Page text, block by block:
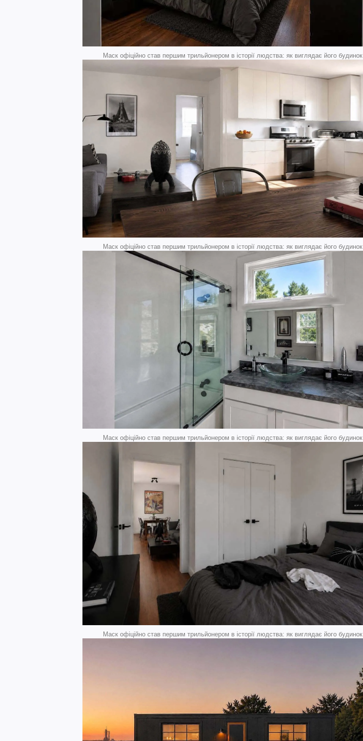
Маск офіційно став першим трильйонером в історії людства: як виглядає його будинок
Маск офіційно став першим трильйонером в історії людства: як виглядає його будинок
Маск офіційно став першим трильйонером в історії людства: як виглядає його будинок
Маск офіційно став першим трильйонером в історії людства: як виглядає його будинок